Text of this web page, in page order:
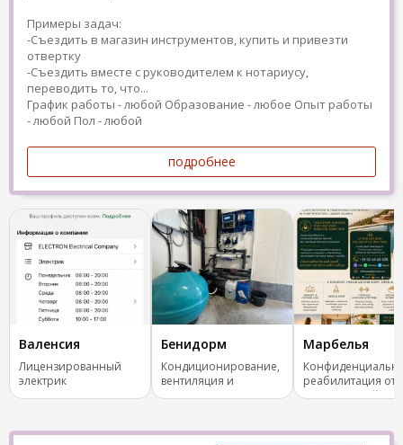
Примеры задач:
-Съездить в магазин инструментов, купить и привезти
отвертку
-Съездить вместе с руководителем к нотариусу,
переводить то, что...
График работы - любой Образование - любое Опыт работы
- любой Пол - любой
подробнее
Валенсия
Лицензированный
электрик
Бенидорм
Кондиционирование,
вентиляция и
отопление.
Марбелья
реабилитация от
зависимостей